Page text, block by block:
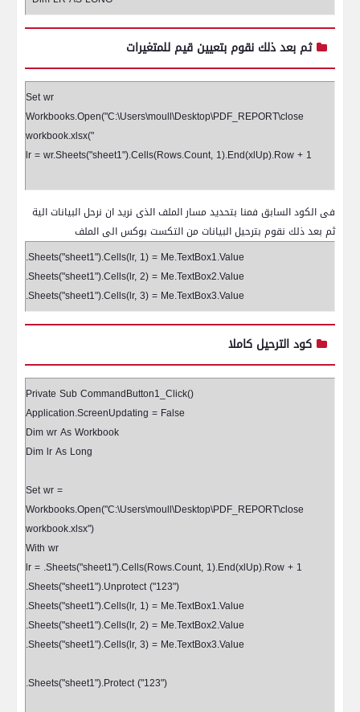
ثم بعد ذلك نقوم بتعيين قيم للمتغيرات
Set wr
Workbooks.Open("C:\Users\moull\Desktop\PDF_REPORT\close
workbook.xlsx")
lr = wr.Sheets("sheet1").Cells(Rows.Count, 1).End(xlUp).Row + 1
فى الكود السابق فمنا بتحديد مسار الملف الذى نريد ان نرحل البيانات الية
ثم بعد ذلك نقوم بترحيل البيانات من التكست بوكس الى الملف
.Sheets("sheet1").Cells(lr, 1) = Me.TextBox1.Value
.Sheets("sheet1").Cells(lr, 2) = Me.TextBox2.Value
.Sheets("sheet1").Cells(lr, 3) = Me.TextBox3.Value
كود الترحيل كاملا
Private Sub CommandButton1_Click()
Application.ScreenUpdating = False
Dim wr As Workbook
Dim lr As Long
Set wr =
Workbooks.Open("C:\Users\moull\Desktop\PDF_REPORT\close
workbook.xlsx")
With wr
lr = .Sheets("sheet1").Cells(Rows.Count, 1).End(xlUp).Row + 1
.Sheets("sheet1").Unprotect ("123")
.Sheets("sheet1").Cells(lr, 1) = Me.TextBox1.Value
.Sheets("sheet1").Cells(lr, 2) = Me.TextBox2.Value
.Sheets("sheet1").Cells(lr, 3) = Me.TextBox3.Value
.Sheets("sheet1").Protect ("123")